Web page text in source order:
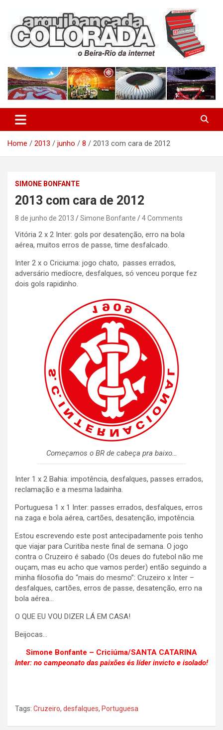
content
Arquibancada Colorada
Home 2013 junho 8 2013 com cara de 2012
SIMONE BONFANTE
2013 com cara de 2012
8 de junho de 2013 Simone Bonfante 4 Comments
Vitória 2 x 2 Inter: gols por desatenção, erro na bola
aérea, muitos erros de passe, time desfalcado.
Inter 2 x o Criciuma: jogo chato, passes errados,
adversário medíocre, desfalques, só venceu porque fez
dois gols rapidinho.
Começamos o BR de cabeça pra baixo…
Inter 1 x 2 Bahia: impotência, desfalques, passes errados,
reclamação e a mesma ladainha.
Portuguesa 1 x 1 Inter: passes errados, desfalques, erros
na zaga e bola aérea, cartões, desatenção, impotência.
Estou escrevendo este post antecipadamente pois tenho
que viajar para Curitiba neste final de semana. O jogo
contra o Cruzeiro é sabado (Os deues do futebol não me
ouçam, mas eu acho que vamos perder) então seguindo a
minha filosofia do “mais do mesmo”: Cruzeiro x Inter –
desfalques, cartões, erros de passe, desatenção, erro na
bola aérea…
O QUE EU VOU DIZER LÁ EM CASA!
Beijocas…
Simone Bonfante – Criciúma/SANTA CATARINA
Inter: no campeonato das paixões és líder invicto e isolado!
Tags: Cruzeiro, desfalques, Portuguesa